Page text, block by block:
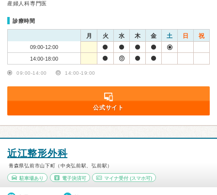
産婦人科専門医
診療時間
月 火 水 木 金 土 日 祝
09:00-12:00
14:00-18:00
09:00-14:00 14:00-19:00
公式サイト
近江整形外科
青森県弘前市山下町（中央弘前駅、弘前駅）
駐車場あり 電子決済可 マイナ受付 (スマホ可)